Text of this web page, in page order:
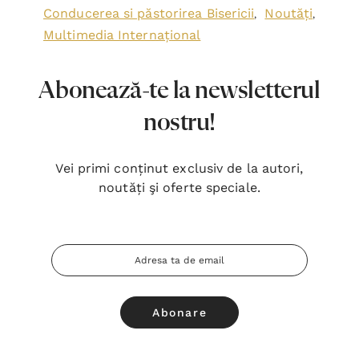
Conducerea si păstorirea Bisericii, Noutăți,
Multimedia Internațional
Abonează-te la newsletterul
nostru!
Vei primi conținut exclusiv de la autori,
noutăți şi oferte speciale.
Adresa
Email